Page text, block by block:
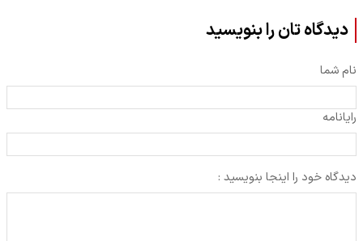
دیدگاه تان را بنویسید
نام شما
رایانامه
دیدگاه خود را اینجا بنویسید :